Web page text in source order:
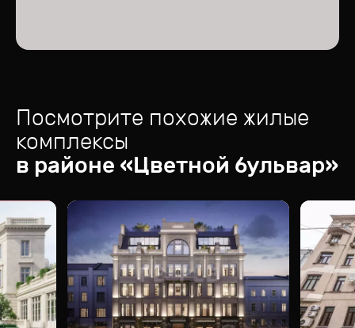
Посмотрите похожие жилые
комплексы
в районе «Цветной бульвар»